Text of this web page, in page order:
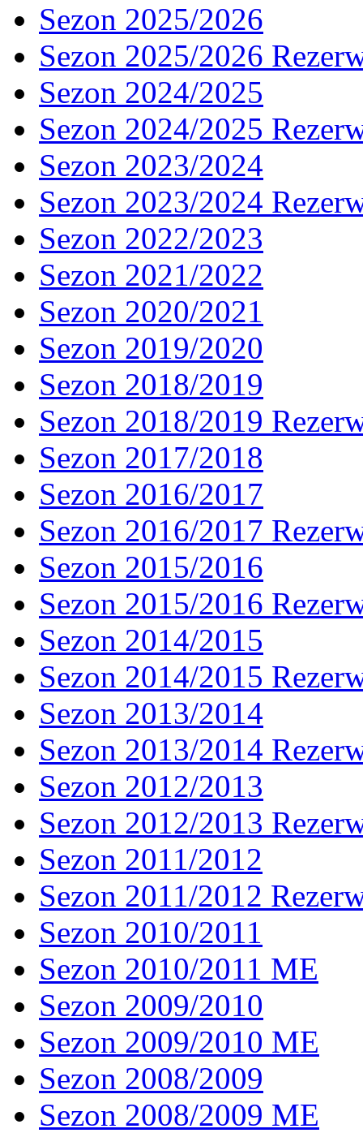
Sezon 2025/2026
Sezon 2025/2026
Sezon 2024/2025
Sezon 2024/2025
Sezon 2023/2024
Sezon 2023/2024
Sezon 2022/2023
Sezon 2021/2022
Sezon 2020/2021
Sezon 2019/2020
Sezon 2018/2019
Sezon 2018/2019
Sezon 2017/2018
Sezon 2016/2017
Sezon 2016/2017
Sezon 2015/2016
Sezon 2015/2016
Sezon 2014/2015
Sezon 2014/2015
Sezon 2013/2014
Sezon 2013/2014
Sezon 2012/2013
Sezon 2012/2013
Sezon 2011/2012
Sezon 2011/2012
Sezon 2010/2011
Sezon 2010/2011 ME
Sezon 2009/2010
Sezon 2009/2010 ME
Sezon 2008/2009
Sezon 2008/2009 ME